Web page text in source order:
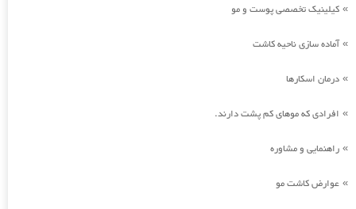
» کیلینیک تخصصی پوست و مو
»آماده سازی ناحیه کاشت
» درمان اسکارها
» افرادی که موهای کم پشت دارند.
» راهنمایی و مشاوره
» عوارض کاشت مو